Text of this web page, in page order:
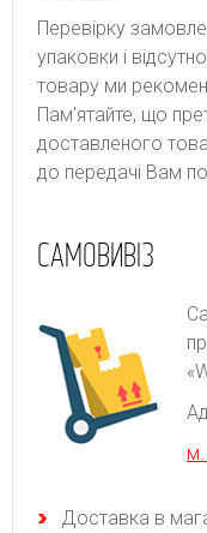
Перевірку
упаковки і
товару ми
Пам'ятайте, що
доставленого
до передачі Вам
САМОВИВІЗ
м.
Доставка в